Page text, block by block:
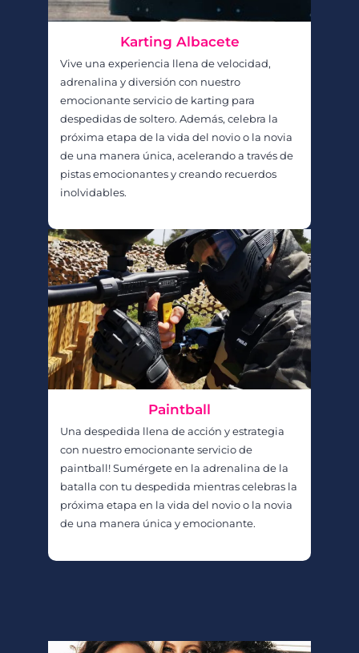
Karting Albacete
Vive una experiencia llena de velocidad,
adrenalina y diversión con nuestro
emocionante servicio de karting para
despedidas de soltero. Además, celebra la
próxima etapa de la vida del novio o la novia
de una manera única, acelerando a través de
pistas emocionantes y creando recuerdos
inolvidables.
Paintball
Una despedida llena de acción y estrategia
con nuestro emocionante servicio de
paintball! Sumérgete en la adrenalina de la
batalla con tu despedida mientras celebras la
próxima etapa en la vida del novio o la novia
de una manera única y emocionante.